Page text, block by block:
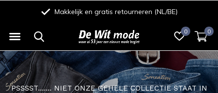
0 0
Eenvoudig betalen met iDeal/Wero,
PSSSST....... NIET ONZE GEHELE COLLECTIE STAAT IN